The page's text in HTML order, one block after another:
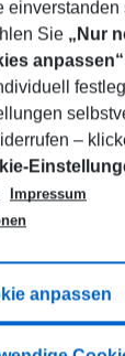
Sie „Nur
anpassen“
–
Impressum
anpassen